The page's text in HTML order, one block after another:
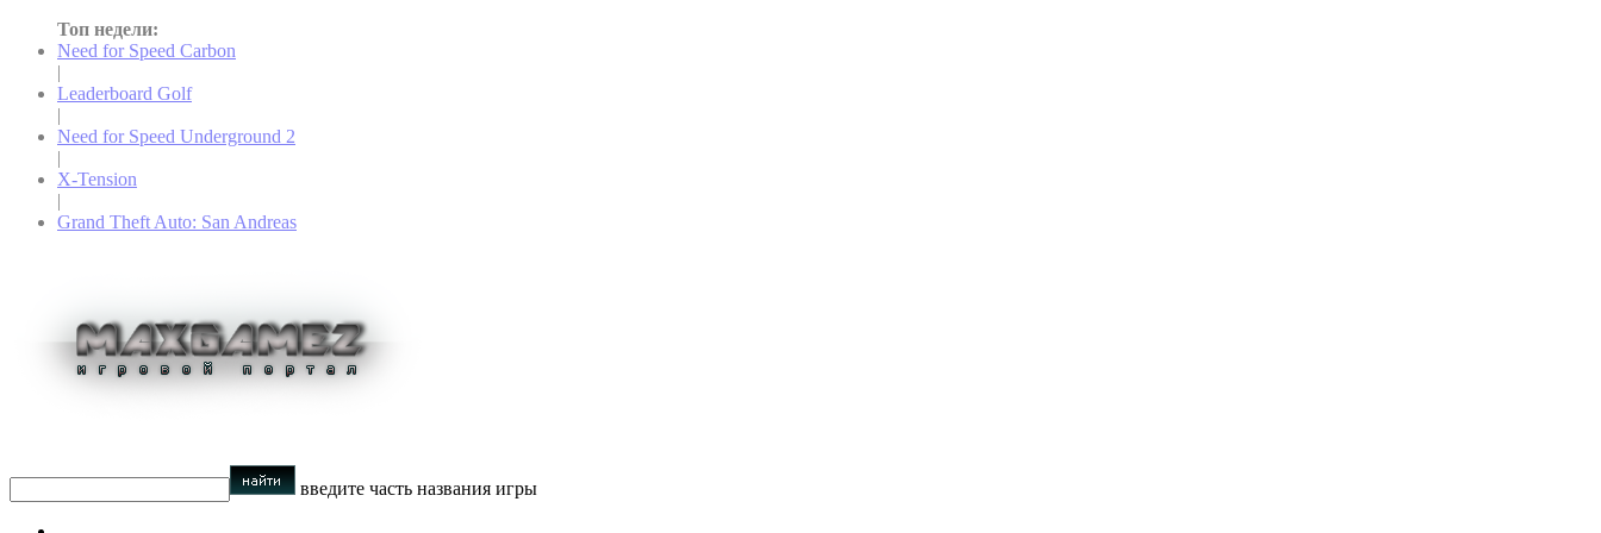
Топ недели:
Need for Speed Carbon
|
Leaderboard Golf
|
Need for Speed Underground 2
|
X-Tension
|
Grand Theft Auto: San Andreas
введите часть названия игры